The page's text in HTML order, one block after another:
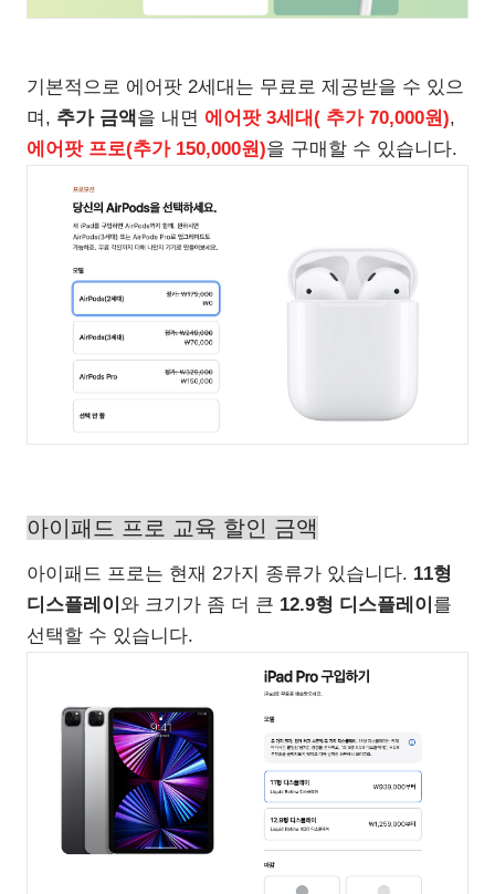
기본적으로 에어팟 2세대는 무료로 제공받을 수 있으
며, 추가 금액을 내면 에어팟 3세대( 추가 70,000원),
에어팟 프로(추가 150,000원)을 구매할 수 있습니다.
아이패드 프로 교육 할인 금액
아이패드 프로는 현재 2가지 종류가 있습니다. 11형
디스플레이 와 크기가 좀 더 큰 12.9형 디스플레이 를
선택할 수 있습니다.